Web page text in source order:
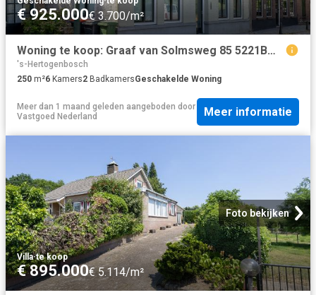
€ 925.000€ 3.700/m²
Woning te koop: Graaf van Solmsweg 85 5221BM's Hertogenbosch Vastgoed Nederland
's-Hertogenbosch
250 m²6 Kamers2 BadkamersGeschakelde Woning
Meer dan 1 maand geleden aangeboden door
Vastgoed Nederland
Meer informatie
Foto bekijken
Villa·te koop
€ 895.000€ 5.114/m²